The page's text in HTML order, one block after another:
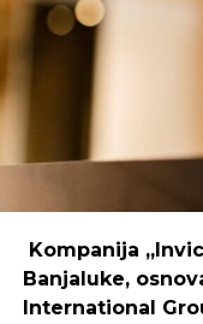
coworking
regijama koje
podršku i
održivost ovakvih
Kompanija
Banjaluke,
International